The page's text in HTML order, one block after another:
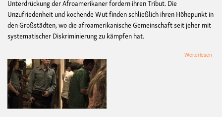
Unterdrückung der Afroamerikaner fordern ihren Tribut. Die
Unzufriedenheit und kochende Wut finden schließlich ihren Höhepunkt in
den Großstädten, wo die afroamerikanische Gemeinschaft seit jeher mit
systematischer Diskriminierung zu kämpfen hat.
Weiterlesen